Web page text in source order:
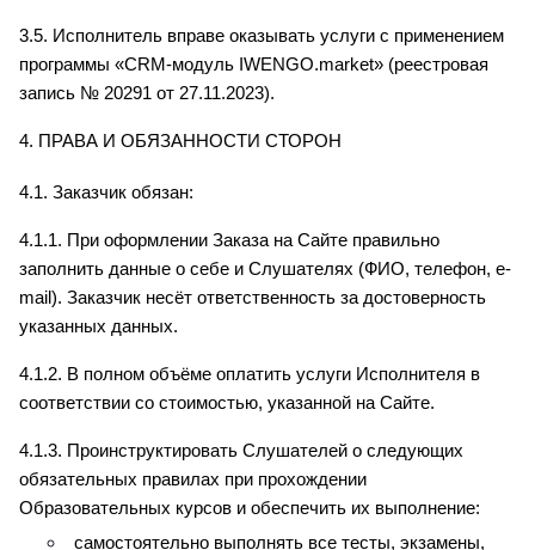
3.5. Исполнитель вправе оказывать услуги с применением
программы «CRM-модуль IWENGO.market» (реестровая
запись № 20291 от 27.11.2023).
4. ПРАВА И ОБЯЗАННОСТИ СТОРОН
4.1. Заказчик обязан:
4.1.1. При оформлении Заказа на Сайте правильно
заполнить данные о себе и Слушателях (ФИО, телефон, e-
mail). Заказчик несёт ответственность за достоверность
указанных данных.
4.1.2. В полном объёме оплатить услуги Исполнителя в
соответствии со стоимостью, указанной на Сайте.
4.1.3. Проинструктировать Слушателей о следующих
обязательных правилах при прохождении
Образовательных курсов и обеспечить их выполнение:
самостоятельно выполнять все тесты, экзамены,